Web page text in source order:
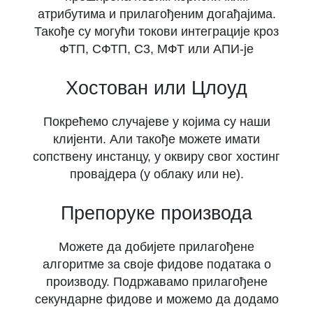
атрибутима и прилагођеним догађајима.
Такође су могући токови интеграције кроз
ФТП, СФТП, С3, МФТ или АПИ-је
Хостован или Цлоуд
Покрећемо случајеве у којима су наши
клијенти. Али такође можете имати
сопствену инстанцу, у оквиру свог хостинг
провајдера (у облаку или не).
Препоруке производа
Можете да добијете прилагођене
алгоритме за своје фидове података о
производу. Подржавамо прилагођене
секундарне фидове и можемо да додамо